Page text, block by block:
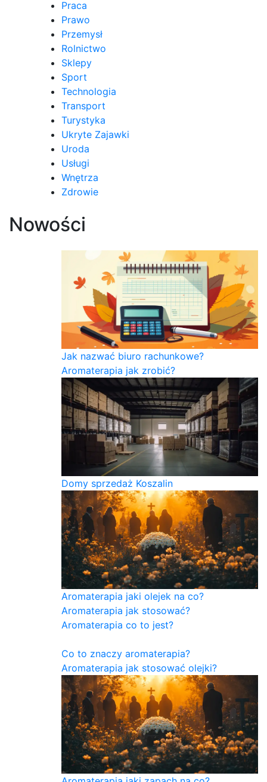
Praca
Prawo
Przemysł
Rolnictwo
Sklepy
Sport
Technologia
Transport
Turystyka
Ukryte Zajawki
Uroda
Usługi
Wnętrza
Zdrowie
Nowości
Jak nazwać biuro rachunkowe?
Aromaterapia jak zrobić?
Domy sprzedaż Koszalin
Aromaterapia jaki olejek na co?
Aromaterapia jak stosować?
Aromaterapia co to jest?
Co to znaczy aromaterapia?
Aromaterapia jak stosować olejki?